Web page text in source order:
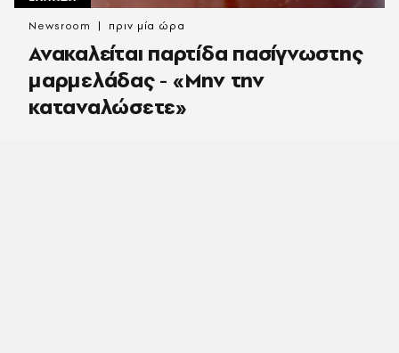
Ανακαλείται παρτίδα πασίγνωστης
μαρμελάδας - «Μην την
καταναλώσετε»
Newsroom πριν μία ώρα